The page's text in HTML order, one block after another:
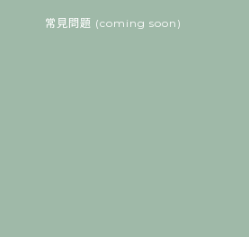
常見問題 (coming soon)